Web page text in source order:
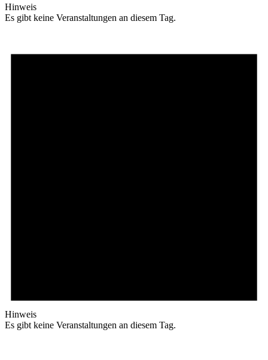
Hinweis
Es gibt keine Veranstaltungen an diesem Tag.
Hinweis
Es gibt keine Veranstaltungen an diesem Tag.